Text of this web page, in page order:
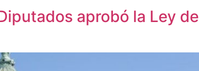
aprobó la Ley de